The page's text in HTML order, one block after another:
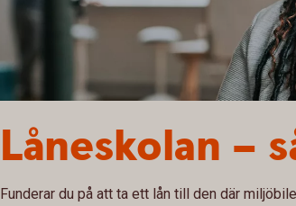
Låneskolan –
Funderar du på att ta ett lån till den där